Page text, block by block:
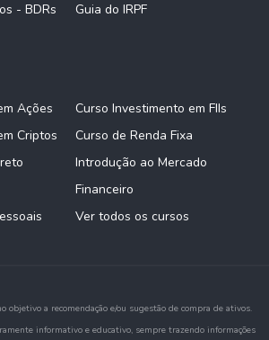
- BDRs Guia do IRPF
Ações
Curso Investimento em FIIs
Criptos
Curso de Renda Fixa
Introdução ao Mercado
Financeiro
Ver todos os cursos
objetivo a recomendação e/ou sugestão de compra de ativos.
informativo e educativo, sempre trazendo informações